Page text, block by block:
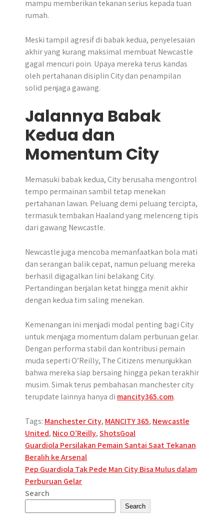
mampu memberikan tekanan serius kepada tuan
rumah.
Meski tampil agresif di babak kedua, penyelesaian
akhir yang kurang maksimal membuat Newcastle
gagal mencuri poin. Upaya mereka terus kandas
oleh pertahanan disiplin City dan penampilan
solid penjaga gawang.
Jalannya Babak
Kedua dan
Momentum City
Memasuki babak kedua, City berusaha mengontrol
tempo permainan sambil tetap menekan
pertahanan lawan. Peluang demi peluang tercipta,
termasuk tembakan Haaland yang melenceng tipis
dari gawang Newcastle.
Newcastle juga mencoba memanfaatkan bola mati
dan serangan balik cepat, namun peluang mereka
berhasil digagalkan lini belakang City.
Pertandingan berjalan ketat hingga menit akhir
dengan kedua tim saling menekan.
Kemenangan ini menjadi modal penting bagi City
untuk menjaga momentum dalam perburuan gelar.
Dengan performa stabil dan kontribusi pemain
muda seperti O’Reilly, The Citizens menunjukkan
bahwa mereka siap bersaing hingga pekan terakhir
musim. Simak terus pembahasan manchester city
terupdate lainnya hanya di mancity365.com.
Tags: Manchester City, MANCITY 365, Newcastle
United, Nico O’Reilly,ShotsGoal
Post
navigation
Guardiola Persilakan Pemain Santai Saat Tekanan
Beralih ke Arsenal
Pep Guardiola Tak Pede Man City Bisa Mulus dalam
Perburuan Gelar
Search
Search